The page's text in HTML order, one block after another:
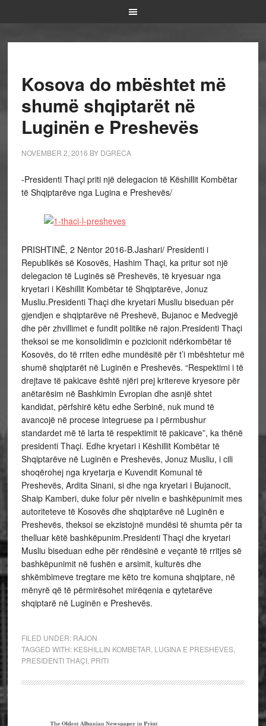
Kosova do mbështet më
shumë shqiptarët në
Luginën e Preshevës
NOVEMBER 2, 2016 BY DGRECA
-Presidenti Thaçi priti një delegacion të Këshillit Kombëtar
të Shqiptarëve nga Lugina e Preshevës/
PRISHTINË, 2 Nëntor 2016-B.Jashari/ Presidenti i
Republikës së Kosovës, Hashim Thaçi, ka pritur sot një
delegacion të Luginës së Preshevës, të kryesuar nga
kryetari i Këshillit Kombëtar të Shqiptarëve, Jonuz
Musliu.Presidenti Thaçi dhe kryetari Musliu biseduan për
gjendjen e shqiptarëve në Preshevë, Bujanoc e Medvegjë
dhe për zhvillimet e fundit politike në rajon.Presidenti Thaçi
theksoi se me konsolidimin e pozicionit ndërkombëtar të
Kosovës, do të rriten edhe mundësitë për t’i mbështetur më
shumë shqiptarët në Luginën e Preshevës. “Respektimi i të
drejtave të pakicave është njëri prej kritereve kryesore për
anëtarësim në Bashkimin Evropian dhe asnjë shtet
kandidat, përfshirë këtu edhe Serbinë, nuk mund të
avancojë në procese integruese pa i përmbushur
standardet më të larta të respektimit të pakicave”, ka thënë
presidenti Thaçi. Edhe kryetari i Këshillit Kombëtar të
Shqiptarëve në Luginën e Preshevës, Jonuz Musliu, i cili
shoqërohej nga kryetarja e Kuvendit Komunal të
Preshevës, Ardita Sinani, si dhe nga kryetari i Bujanocit,
Shaip Kamberi, duke folur për nivelin e bashkëpunimit mes
autoriteteve të Kosovës dhe shqiptarëve në Luginën e
Preshevës, theksoi se ekzistojnë mundësi të shumta për ta
thelluar këtë bashkëpunim.Presidenti Thaçi dhe kryetari
Musliu biseduan edhe për rëndësinë e veçantë të rritjes së
bashkëpunimit në fushën e arsimit, kulturës dhe
shkëmbimeve tregtare me këto tre komuna shqiptare, në
mënyrë që të përmirësohet mirëqenia e qytetarëve
shqiptarë në Luginën e Preshevës.
FILED UNDER: RAJON
TAGGED WITH: KESHILLIN KOMBETAR LUGINA E PRESHEVES,
PRESIDENTI THAÇI, PRITI